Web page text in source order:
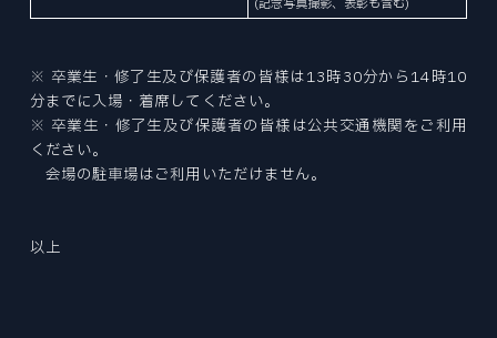
© 2026 Division of Mechanical
Engineering,Tohoku University.
※ 卒業生・修了生及び保護者の皆様は13時30分から14時10
分までに入場・着席してください。
※ 卒業生・修了生及び保護者の皆様は公共交通機関をご利用
ください。
会場の駐車場はご利用いただけません。
以上